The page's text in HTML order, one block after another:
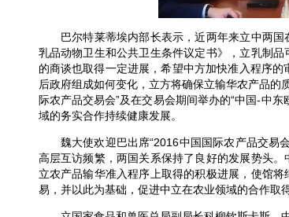
巴尔特莱蒂埃内部长表示，近两年来立中两国
乳品动物卫生和公共卫生条件议定书》，立乳制
的商谈也取得一定进展，希望中方加快准入程序
后政府组成如何变化，立方将确保立输华农产品的
际农产品交易会”及在交易会期间举办的“中国-中
域的务实合作持续健康发展。
魏大使欢迎巴出席“2016中国国际农产品交易会
高层互访频繁，两国关系保持了良好的发展势头
立农产品输华准入程序上取得的积极进展，使馆
易，并以此为基础，促进中立在农业领域的合作取